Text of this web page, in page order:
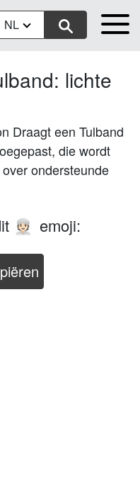
NL
lichte
Draagt een Tulband
die wordt
over ondersteunde
👳🏻 emoji: